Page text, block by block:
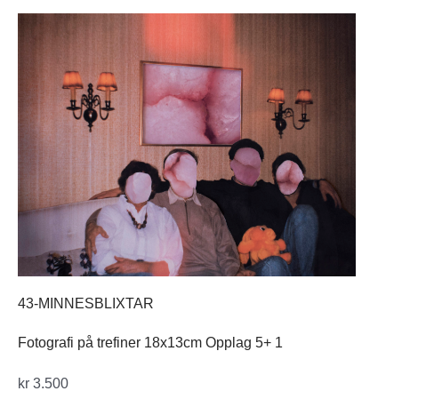
43-MINNESBLIXTAR
Fotografi på trefiner 18x13cm Opplag 5+ 1
kr 3.500